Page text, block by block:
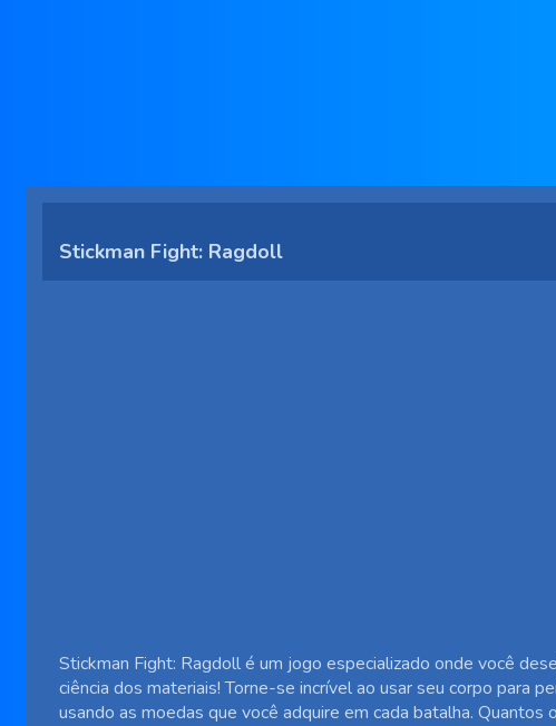
Stickman Fight: Ragdoll
Stickman Fight: Ragdoll é um jogo especializado onde você
ciência dos materiais! Torne-se incrível ao usar seu corpo para
usando as moedas que você adquire em cada batalha.